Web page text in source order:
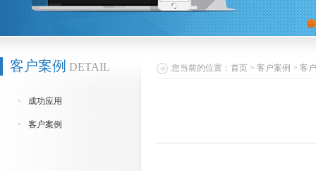
1
客户案例 DETAIL
成功应用
客户案例
您当前的位置： 首页 > 客户案例 > 客